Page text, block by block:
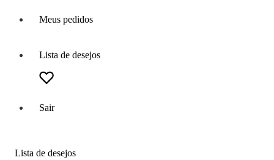
Meus pedidos
Lista de desejos
Sair
Lista de desejos